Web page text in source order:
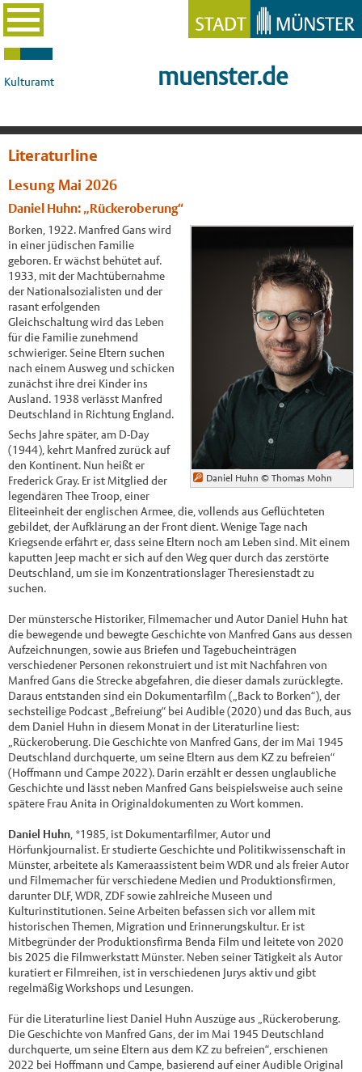
Kulturamt muenster.de
Literaturline
Lesung Mai 2026
Daniel Huhn: „Rückeroberung“
Daniel Huhn © Thomas Mohn
Borken, 1922. Manfred Gans wird
in einer jüdischen Familie
geboren. Er wächst behütet auf.
1933, mit der Machtübernahme
der Nationalsozialisten und der
rasant erfolgenden
Gleichschaltung wird das Leben
für die Familie zunehmend
schwieriger. Seine Eltern suchen
nach einem Ausweg und schicken
zunächst ihre drei Kinder ins
Ausland. 1938 verlässt Manfred
Deutschland in Richtung England.
Sechs Jahre später, am D-Day
(1944), kehrt Manfred zurück auf
den Kontinent. Nun heißt er
Frederick Gray. Er ist Mitglied der
legendären Thee Troop, einer
Eliteeinheit der englischen Armee, die, vollends aus Geflüchteten
gebildet, der Aufklärung an der Front dient. Wenige Tage nach
Kriegsende erfährt er, dass seine Eltern noch am Leben sind. Mit einem
kaputten Jeep macht er sich auf den Weg quer durch das zerstörte
Deutschland, um sie im Konzentrationslager Theresienstadt zu
suchen.
Der münstersche Historiker, Filmemacher und Autor Daniel Huhn hat
die bewegende und bewegte Geschichte von Manfred Gans aus dessen
Aufzeichnungen, sowie aus Briefen und Tagebucheinträgen
verschiedener Personen rekonstruiert und ist mit Nachfahren von
Manfred Gans die Strecke abgefahren, die dieser damals zurücklegte.
Daraus entstanden sind ein Dokumentarfilm („Back to Borken“), der
sechsteilige Podcast „Befreiung“ bei Audible (2020) und das Buch, aus
dem Daniel Huhn in diesem Monat in der Literaturline liest:
„Rückeroberung. Die Geschichte von Manfred Gans, der im Mai 1945
Deutschland durchquerte, um seine Eltern aus dem KZ zu befreien“
(Hoffmann und Campe 2022). Darin erzählt er dessen unglaubliche
Geschichte und lässt neben Manfred Gans beispielsweise auch seine
spätere Frau Anita in Originaldokumenten zu Wort kommen.
Daniel Huhn, *1985, ist Dokumentarfilmer, Autor und
Hörfunkjournalist. Er studierte Geschichte und Politikwissenschaft in
Münster, arbeitete als Kameraassistent beim WDR und als freier Autor
und Filmemacher für verschiedene Medien und Produktionsfirmen,
darunter DLF, WDR, ZDF sowie zahlreiche Museen und
Kulturinstitutionen. Seine Arbeiten befassen sich vor allem mit
historischen Themen, Migration und Erinnerungskultur. Er ist
Mitbegründer der Produktionsfirma Benda Film und leitete von 2020
bis 2025 die Filmwerkstatt Münster. Neben seiner Tätigkeit als Autor
kuratiert er Filmreihen, ist in verschiedenen Jurys aktiv und gibt
regelmäßig Workshops und Lesungen.
Für die Literaturline liest Daniel Huhn Auszüge aus „Rückeroberung.
Die Geschichte von Manfred Gans, der im Mai 1945 Deutschland
durchquerte, um seine Eltern aus dem KZ zu befreien“, erschienen
2022 bei Hoffmann und Campe, basierend auf einer Audible Original